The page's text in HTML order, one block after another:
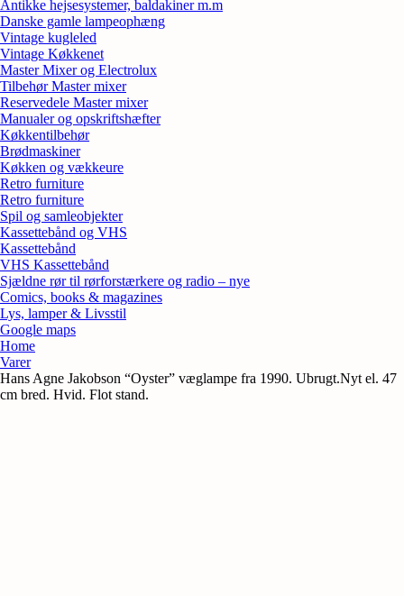
Antikke hejsesystemer, baldakiner m.m
Danske gamle lampeophæng
Vintage kugleled
Vintage Køkkenet
Master Mixer og Electrolux
Tilbehør Master mixer
Reservedele Master mixer
Manualer og opskriftshæfter
Køkkentilbehør
Brødmaskiner
Køkken og vækkeure
Retro furniture
Retro furniture
Spil og samleobjekter
Kassettebånd og VHS
Kassettebånd
VHS Kassettebånd
Sjældne rør til rørforstærkere og radio – nye
Comics, books & magazines
Lys, lamper & Livsstil
Google maps
Home
Varer
Hans Agne Jakobson “Oyster” væglampe fra 1990. Ubrugt.Nyt el. 47
cm bred. Hvid. Flot stand.